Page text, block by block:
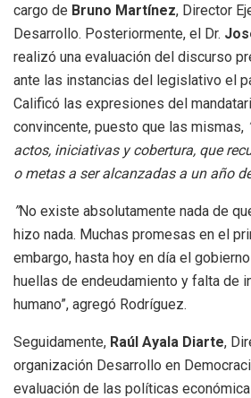
cargo de Bruno Martínez, Director
Desarrollo. Posteriormente, el Dr.
realizó una evaluación del discurso
ante las instancias del legislativo el
Calificó las expresiones del
convincente, puesto que las mismas,
actos, iniciativas y cobertura, que
o metas a ser alcanzadas a un año
”No existe absolutamente nada de
hizo nada. Muchas promesas en el
embargo, hasta hoy en día el
huellas de endeudamiento y falta de
humano”, agregó Rodríguez.
Seguidamente, Raúl Ayala Diarte,
organización Desarrollo en
evaluación de las políticas